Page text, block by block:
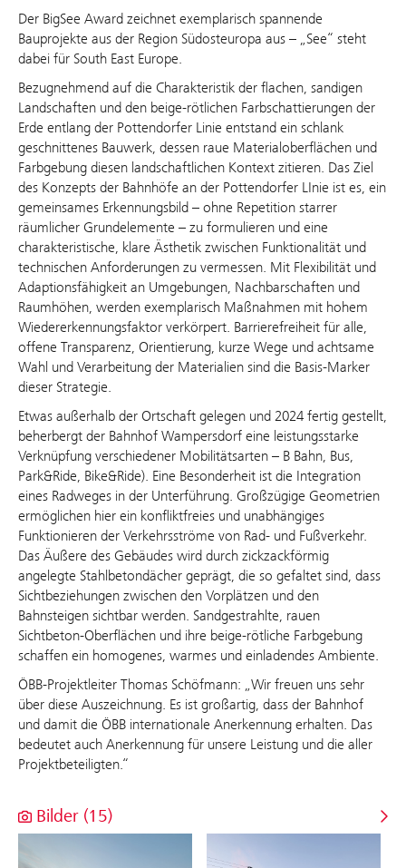
Der BigSee Award zeichnet exemplarisch spannende
Bauprojekte aus der Region Südosteuropa aus – „See“ steht
dabei für South East Europe.
Bezugnehmend auf die Charakteristik der flachen, sandigen
Landschaften und den beige-rötlichen Farbschattierungen der
Erde entlang der Pottendorfer Linie entstand ein schlank
geschnittenes Bauwerk, dessen raue Materialoberflächen und
Farbgebung diesen landschaftlichen Kontext zitieren. Das Ziel
des Konzepts der Bahnhöfe an der Pottendorfer LInie ist es, ein
gemeinsames Erkennungsbild – ohne Repetition starrer
räumlicher Grundelemente – zu formulieren und eine
charakteristische, klare Ästhetik zwischen Funktionalität und
technischen Anforderungen zu vermessen. Mit Flexibilität und
Adaptionsfähigkeit an Umgebungen, Nachbarschaften und
Raumhöhen, werden exemplarisch Maßnahmen mit hohem
Wiedererkennungsfaktor verkörpert. Barrierefreiheit für alle,
offene Transparenz, Orientierung, kurze Wege und achtsame
Wahl und Verarbeitung der Materialien sind die Basis-Marker
dieser Strategie.
Etwas außerhalb der Ortschaft gelegen und 2024 fertig gestellt,
beherbergt der Bahnhof Wampersdorf eine leistungsstarke
Verknüpfung verschiedener Mobilitätsarten – B Bahn, Bus,
Park&Ride, Bike&Ride). Eine Besonderheit ist die Integration
eines Radweges in der Unterführung. Großzügige Geometrien
ermöglichen hier ein konfliktfreies und unabhängiges
Funktionieren der Verkehrsströme von Rad- und Fußverkehr.
Das Äußere des Gebäudes wird durch zickzackförmig
angelegte Stahlbetondächer geprägt, die so gefaltet sind, dass
Sichtbeziehungen zwischen den Vorplätzen und den
Bahnsteigen sichtbar werden. Sandgestrahlte, rauen
Sichtbeton-Oberflächen und ihre beige-rötliche Farbgebung
schaffen ein homogenes, warmes und einladendes Ambiente.
ÖBB-Projektleiter Thomas Schöfmann: „Wir freuen uns sehr
über diese Auszeichnung. Es ist großartig, dass der Bahnhof
und damit die ÖBB internationale Anerkennung erhalten. Das
bedeutet auch Anerkennung für unsere Leistung und die aller
Projektbeteiligten.“
Bilder (15)